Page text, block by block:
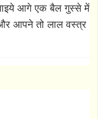
आगे एक बैल गुस्से में
आपने तो लाल वस्त्र